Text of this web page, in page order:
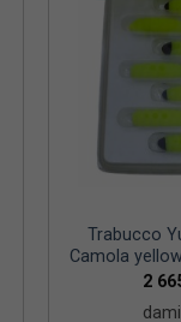
Trabucco
Camola
2